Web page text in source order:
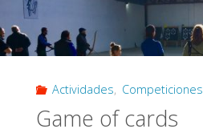
2019"
Actividades, Competiciones
Game of cards